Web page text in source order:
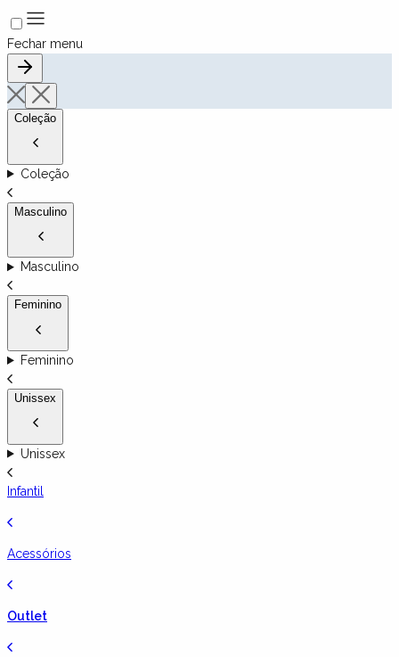
Fechar menu
Coleção
Coleção
Masculino
Masculino
Feminino
Feminino
Unissex
Unissex
Infantil
Acessórios
Outlet